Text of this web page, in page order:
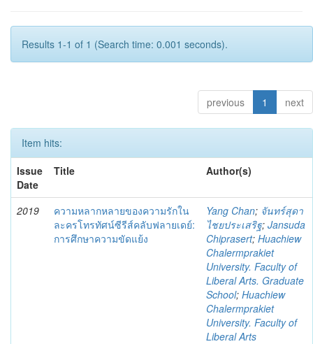
Results 1-1 of 1 (Search time: 0.001 seconds).
previous 1 next
Item hits:
Issue
Date
Title Author(s)
2019
ความหลากหลายของความรักใน
ละครโทรทัศน์ซีรีส์คลับฟลายเดย์:
การศึกษาความขัดแย้ง
Yang Chan; จันทร์สุดา
ไชยประเสริฐ; Jansuda
Chiprasert; Huachiew
Chalermprakiet
University. Faculty of
Liberal Arts. Graduate
School; Huachiew
Chalermprakiet
University. Faculty of
Liberal Arts